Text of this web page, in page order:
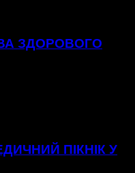
ЗДОРОВОГО
ПІКНІК У